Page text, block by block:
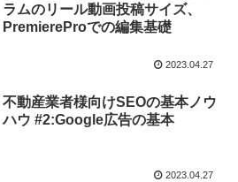
ラムのリール動画投稿サイズ、
PremiereProでの編集基礎
2023.04.27
不動産業者様向けSEOの基本ノウ
ハウ #2:Google広告の基本
2023.04.27